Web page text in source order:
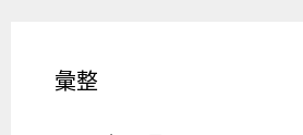
彙整